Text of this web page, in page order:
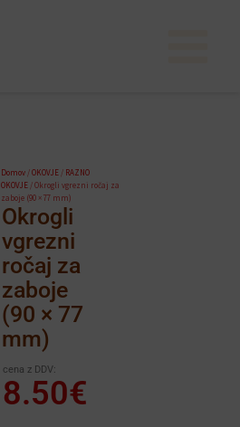
Okrogli
vgrezni
ročaj za
zaboje
(90 × 77
mm)
Domov/OKOVJE/ RAZNO
OKOVJE/ Okrogli vgrezni ročaj za
zaboje (90 × 77 mm)
cena z DDV:
8.50€